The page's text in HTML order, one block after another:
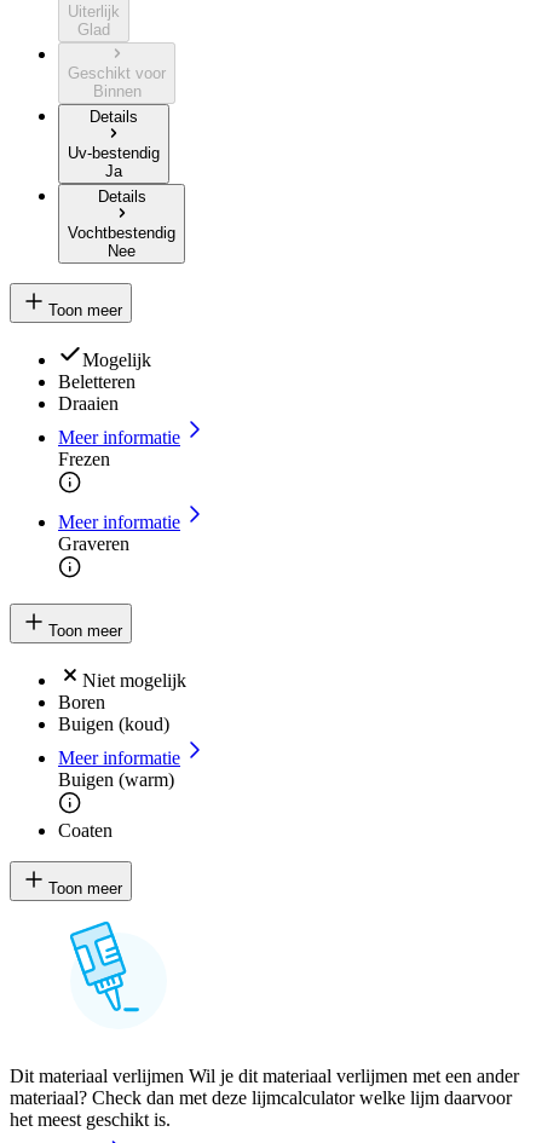
Uiterlijk
Glad
Geschikt voor
Binnen
Details
Uv-bestendig
Ja
Details
Vochtbestendig
Nee
Toon meer
Mogelijk
Beletteren
Draaien
Meer informatie
Frezen
Meer informatie
Graveren
Toon meer
Niet mogelijk
Boren
Buigen (koud)
Meer informatie
Buigen (warm)
Coaten
Toon meer
Dit materiaal verlijmen Wil je dit materiaal verlijmen met een ander
materiaal? Check dan met deze lijmcalculator welke lijm daarvoor
het meest geschikt is.